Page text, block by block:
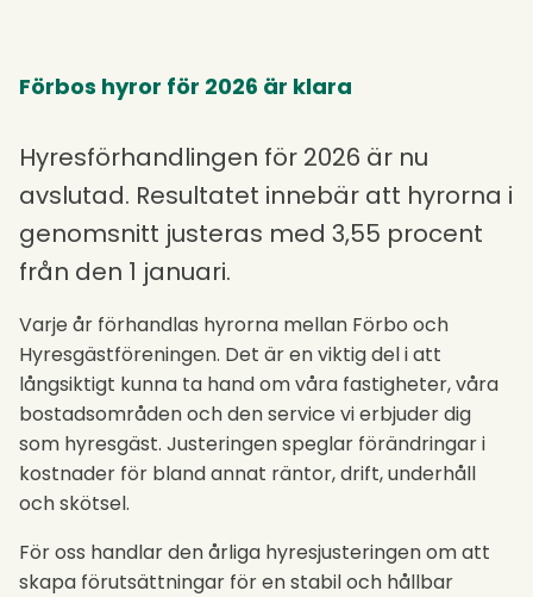
Förbos hyror för 2026 är klara
Hyresförhandlingen för 2026 är nu
avslutad. Resultatet innebär att hyrorna i
genomsnitt justeras med 3,55 procent
från den 1 januari.
Varje år förhandlas hyrorna mellan Förbo och
Hyresgästföreningen. Det är en viktig del i att
långsiktigt kunna ta hand om våra fastigheter, våra
bostadsområden och den service vi erbjuder dig
som hyresgäst. Justeringen speglar förändringar i
kostnader för bland annat räntor, drift, underhåll
och skötsel.
För oss handlar den årliga hyresjusteringen om att
skapa förutsättningar för en stabil och hållbar